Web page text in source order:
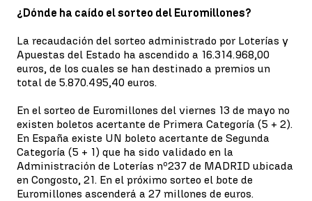
¿Dónde ha caído el sorteo del Euromillones?
La recaudación del sorteo administrado por Loterías y
Apuestas del Estado ha ascendido a 16.314.968,00
euros, de los cuales se han destinado a premios un
total de 5.870.495,40 euros.
En el sorteo de Euromillones del viernes 13 de mayo no
existen boletos acertante de Primera Categoría (5 + 2).
En España existe UN boleto acertante de Segunda
Categoría (5 + 1) que ha sido validado en la
Administración de Loterías nº237 de MADRID ubicada
en Congosto, 21. En el próximo sorteo el bote de
Euromillones ascenderá a 27 millones de euros.